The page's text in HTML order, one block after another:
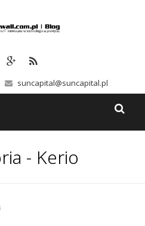
suncapital@suncapital.pl
- Kerio